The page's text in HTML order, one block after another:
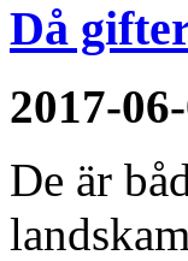
Då
2017-
De är